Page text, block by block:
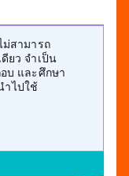
ม่สามารถ
ยว จำเป็น
บ และศึกษา
ำไปใช้